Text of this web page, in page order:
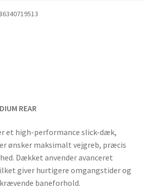
REAR
et high-performance slick-dæk,
ønsker maksimalt vejgreb, præcis
Dækket anvender avanceret
giver hurtigere omgangstider og
baneforhold.